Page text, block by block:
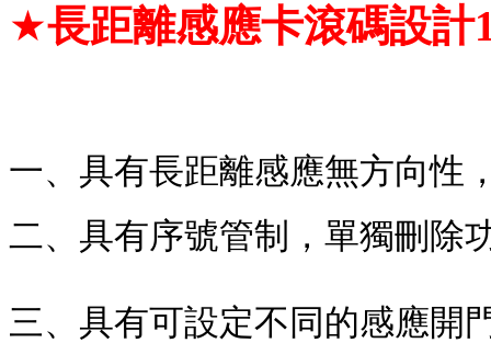
★長距離感應卡滾碼設計
一、 具有長距離感應無方向性
二、 具有序號管制，單獨刪除
三、 具有可設定不同的感應開